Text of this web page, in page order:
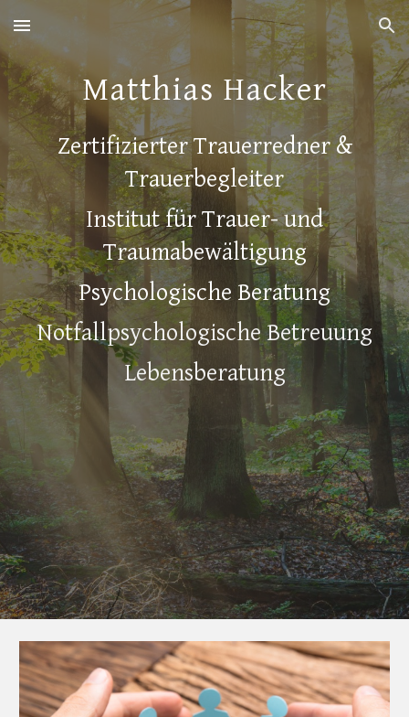
Skip to main content Skip to navigation
Matthias Hacker
Zertifizierter Trauerredner &
Trauerbegleiter
Institut für Trauer- und
Traumabewältigung
Psychologische Beratung
Notfallpsychologische Betreuung
Lebensberatung